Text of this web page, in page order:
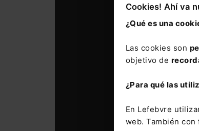
Cookies! Ahí va
¿Qué es una
Las cookies son
objetivo de
¿Para qué las
En Lefebvre
web. También